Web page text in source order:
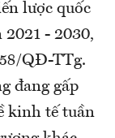
lược quốc
- 2030,
QĐ-TTg.
đang gấp
kinh tế tuần